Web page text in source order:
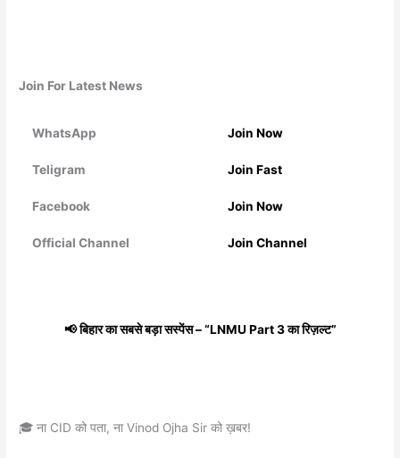
Join For Latest News
WhatsApp Join Now
Teligram Join Fast
Facebook Join Now
Official Channel Join Channel
📢 बिहार का सबसे बड़ा सस्पेंस – “LNMU Part 3 का रिज़ल्ट”
🎓 ना CID को पता, ना Vinod Ojha Sir को ख़बर!